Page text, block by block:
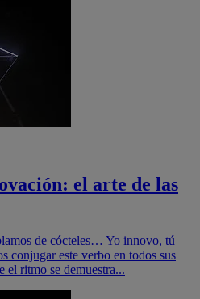
el arte de las
de cócteles… Yo innovo, tú
conjugar este verbo en todos sus
el ritmo se demuestra...